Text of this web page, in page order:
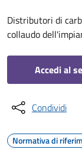
Distributori di
collaudo
Accedi al
Condividi
Normativa di